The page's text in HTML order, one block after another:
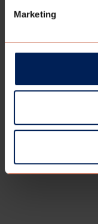
Marketing